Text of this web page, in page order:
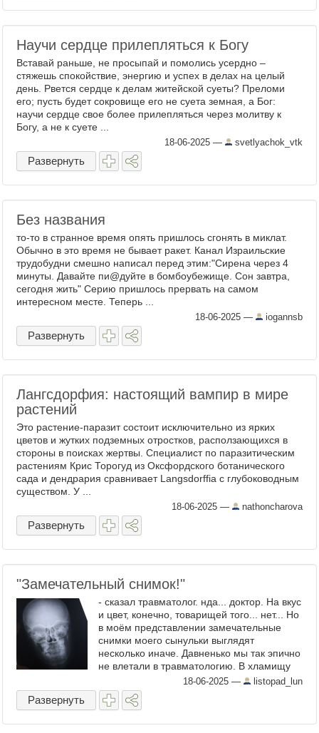
Научи сердце прилепляться к Богу
Вставай раньше, не просыпай и помолись усердно –
стяжешь спокойствие, энергию и успех в делах на целый
день. Рвется сердце к делам житейской суеты? Преломи
его; пусть будет сокровище его не суета земная, а Бог:
научи сердце свое более прилепляться через молитву к
Богу, а не к суете ...
18-06-2025 — svetlyachok_vtk
Развернуть
Без названия
то-то в странное время опять пришлось сгонять в миклат.
Обычно в это время не бывает ракет. Канал Израильские
трудобудни смешно написал перед этим:"Сирена через 4
минуты. Давайте пи@дуйте в бомбоубежище. Сон завтра,
сегодня жить" Серию пришлось прервать на самом
интересном месте. Теперь ...
18-06-2025 — iogannsb
Развернуть
Лангсдорфия: настоящий вампир в мире
растений
Это растение-паразит состоит исключительно из ярких
цветов и жутких подземных отростков, расползающихся в
стороны в поисках жертвы. Специалист по паразитическим
растениям Крис Торогуд из Оксфордского ботанического
сада и дендрария сравнивает Langsdorffia с глубоководным
существом. У ...
18-06-2025 — nathoncharova
Развернуть
"Замечательный снимок!"
- сказал травматолог. нда... доктор. На вкус
и цвет, конечно, товарищей того... нет... Но
в моём представлении замечательные
снимки моего сынульки выглядят
несколько иначе. Давненько мы так эпично
не влетали в травматологию. В хламищу
содранная кожа на ноге, подозрение на
перелом ...
18-06-2025 — listopad_lun
Развернуть